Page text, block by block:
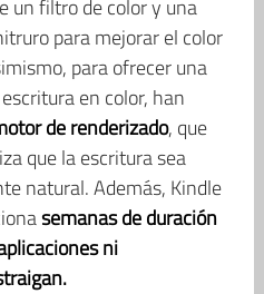
un filtro de color y una
para mejorar el color
para ofrecer una
en color, han
de renderizado, que
que la escritura sea
natural. Además, Kindle
semanas de duración
ni